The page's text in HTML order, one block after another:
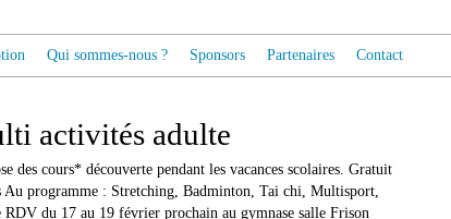
Qui sommes-nous ? Sponsors Partenaires Contact
activités adulte
des cours* découverte pendant les vacances scolaires. Gratuit
Au programme : Stretching, Badminton, Tai chi, Multisport,
du 17 au 19 février prochain au gymnase salle Frison